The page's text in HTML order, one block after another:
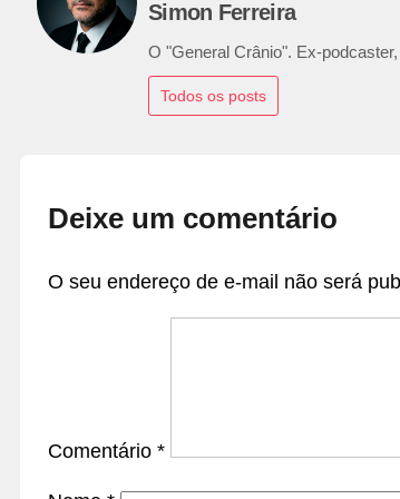
Simon Ferreira
O "General Crânio". Ex-
Todos os posts
Deixe um comentário
O seu endereço de e-mail não será
Comentário *